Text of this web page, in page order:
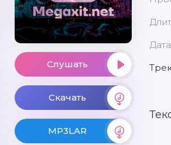
Слушать
Скачать
MP3LAR